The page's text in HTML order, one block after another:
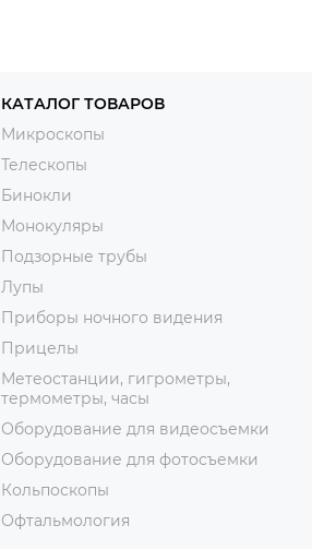
КАТАЛОГ ТОВАРОВ
Микроскопы
Телескопы
Бинокли
Монокуляры
Подзорные трубы
Лупы
Приборы ночного видения
Прицелы
Метеостанции, гигрометры,
термометры, часы
Оборудование для видеосъемки
Оборудование для фотосъемки
Кольпоскопы
Офтальмология